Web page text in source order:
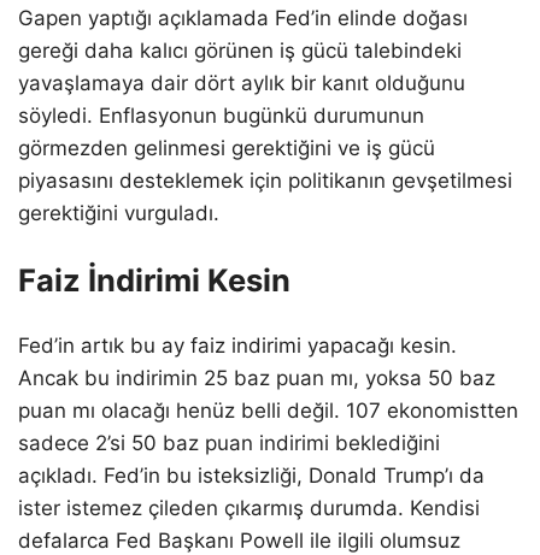
Gapen yaptığı açıklamada Fed’in elinde doğası
gereği daha kalıcı görünen iş gücü talebindeki
yavaşlamaya dair dört aylık bir kanıt olduğunu
söyledi. Enflasyonun bugünkü durumunun
görmezden gelinmesi gerektiğini ve iş gücü
piyasasını desteklemek için politikanın gevşetilmesi
gerektiğini vurguladı.
Faiz İndirimi Kesin
Fed’in artık bu ay faiz indirimi yapacağı kesin.
Ancak bu indirimin 25 baz puan mı, yoksa 50 baz
puan mı olacağı henüz belli değil. 107 ekonomistten
sadece 2’si 50 baz puan indirimi beklediğini
açıkladı. Fed’in bu isteksizliği, Donald Trump’ı da
ister istemez çileden çıkarmış durumda. Kendisi
defalarca Fed Başkanı Powell ile ilgili olumsuz